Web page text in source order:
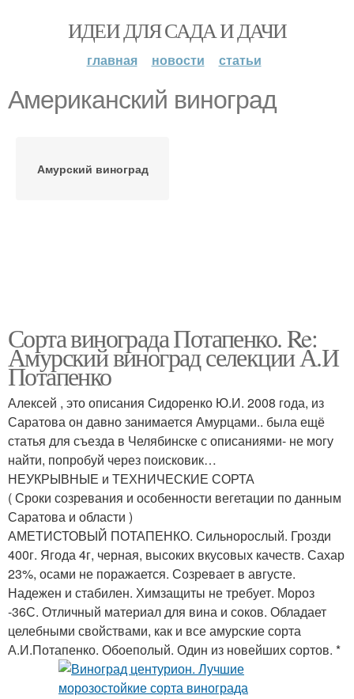
ИДЕИ ДЛЯ САДА И ДАЧИ
главная новости статьи
Американский виноград
Амурский виноград
Сорта винограда Потапенко. Re:
Амурский виноград селекции А.И
Потапенко
Алексей , это описания Сидоренко Ю.И. 2008 года, из
Саратова он давно занимается Амурцами.. была ещё
статья для съезда в Челябинске с описаниями- не могу
найти, попробуй через поисковик…
НЕУКРЫВНЫЕ и ТЕХНИЧЕСКИЕ СОРТА
( Сроки созревания и особенности вегетации по данным
Саратова и области )
АМЕТИСТОВЫЙ ПОТАПЕНКО. Сильнорослый. Грозди
400г. Ягода 4г, черная, высоких вкусовых качеств. Сахар
23%, осами не поражается. Созревает в августе.
Надежен и стабилен. Химзащиты не требует. Мороз
-36С. Отличный материал для вина и соков. Обладает
целебными свойствами, как и все амурские сорта
А.И.Потапенко. Обоеполый. Один из новейших сортов. *